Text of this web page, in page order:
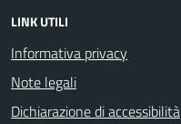
LINK UTILI
Informativa privacy
Note legali
Dichiarazione di accessibilità